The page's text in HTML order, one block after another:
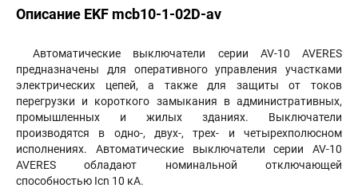
Описание EKF mcb10-1-02D-av
Автоматические выключатели серии AV-10 AVERES
предназначены для оперативного управления участками
электрических цепей, а также для защиты от токов
перегрузки и короткого замыкания в административных,
промышленных и жилых зданиях. Выключатели
производятся в одно-, двух-, трех- и четырехполюсном
исполнениях. Автоматические выключатели серии AV-10
AVERES обладают номинальной отключающей
способностью Icn 10 кА.